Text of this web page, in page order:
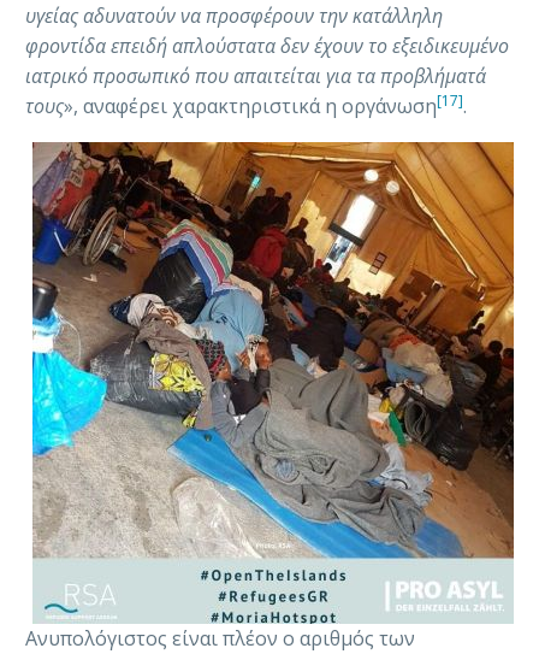
υγείας αδυνατούν να προσφέρουν την κατάλληλη
φροντίδα επειδή απλούστατα δεν έχουν το εξειδικευμένο
ιατρικό προσωπικό που απαιτείται για τα προβλήματά
τους», αναφέρει χαρακτηριστικά η οργάνωση[17].
Ανυπολόγιστος είναι πλέον ο αριθμός των